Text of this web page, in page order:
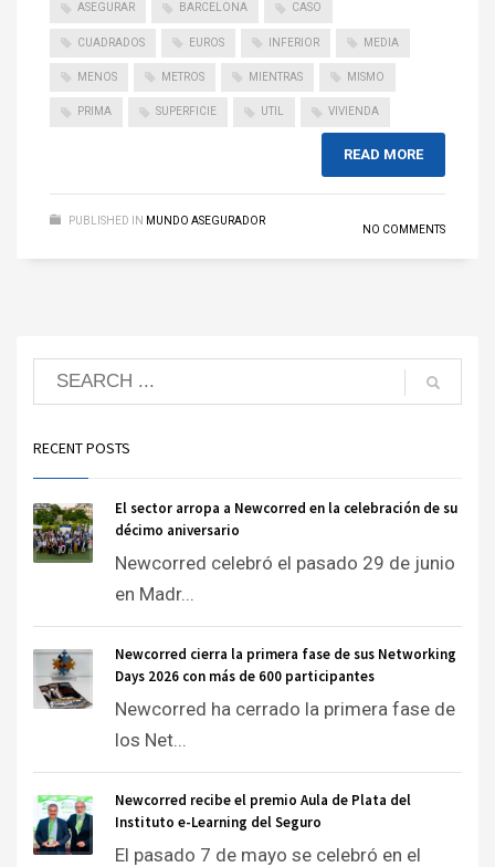
ASEGURAR BARCELONA CASO
CUADRADOS EUROS INFERIOR MEDIA
MENOS METROS MIENTRAS MISMO
PRIMA SUPERFICIE UTIL VIVIENDA
READ MORE
PUBLISHED IN MUNDO ASEGURADOR
NO COMMENTS
RECENT POSTS
El sector arropa a Newcorred en la celebración de su
décimo aniversario
Newcorred celebró el pasado 29 de junio
en Madr...
Newcorred cierra la primera fase de sus Networking
Days 2026 con más de 600 participantes
Newcorred ha cerrado la primera fase de
los Net...
Newcorred recibe el premio Aula de Plata del
Instituto e-Learning del Seguro
El pasado 7 de mayo se celebró en el